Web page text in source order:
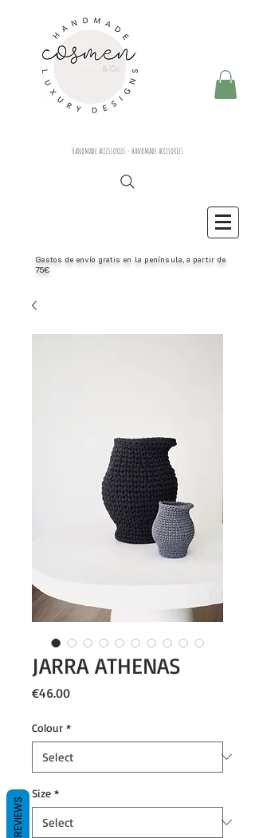
Handmade accessories - handmade accesories
Gastos de envío gratis en la península, a partir de
75€
JARRA ATHENAS
€46.00Price
Colour *
Size *
REVIEWS